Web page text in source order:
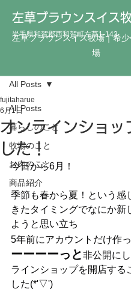
左草ブラウンスイス
岩手県和賀郡西和賀町左草1-143
左草ブラウンスイス牧場｜希
場
All Posts
暮らしのこと
牧場のこと
お肉のこと
商品紹介
All Posts
オンラインショッ
した！
fujitaharue
6月1日
今日から6月！
季節も春から夏！という感
きたタイミングでなにか新
ようと思い立ち
5年前にアカウントだけ作
ーーーーっと非公開に
ラインショップを開店する
した(*'▽')